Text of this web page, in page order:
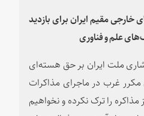
خارجی مقیم ایران برای بازدید
علم و فناوری
ملت ایران بر حق هسته‌ای
غرب در ماجرای مذاکرات
را ترک نکرده و نخواهیم